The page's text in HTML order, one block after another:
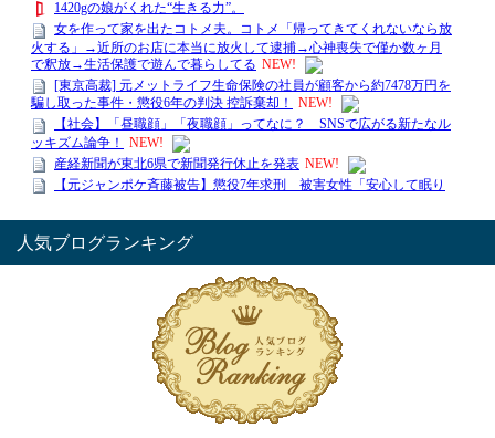
人気ブログランキング